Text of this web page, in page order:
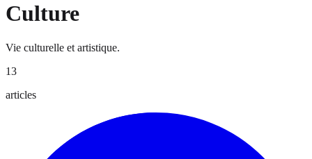
Culture
Vie culturelle et artistique.
13
articles